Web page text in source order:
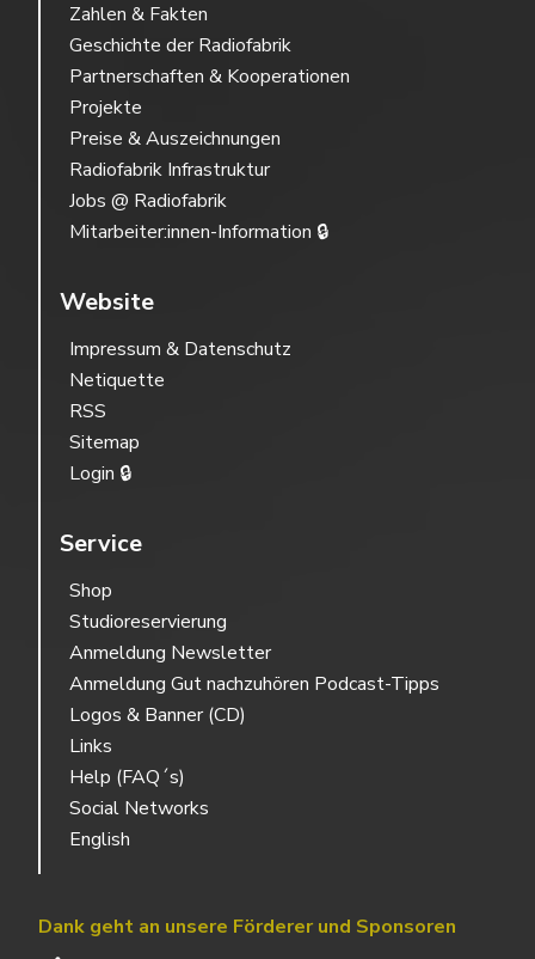
Zahlen & Fakten
Geschichte der Radiofabrik
Partnerschaften & Kooperationen
Projekte
Preise & Auszeichnungen
Radiofabrik Infrastruktur
Jobs @ Radiofabrik
Mitarbeiter:innen-Information 🔒
Website
Impressum & Datenschutz
Netiquette
RSS
Sitemap
Login 🔒
Service
Shop
Studioreservierung
Anmeldung Newsletter
Anmeldung Gut nachzuhören Podcast-Tipps
Logos & Banner (CD)
Links
Help (FAQ´s)
Social Networks
English
Dank geht an unsere Förderer und Sponsoren